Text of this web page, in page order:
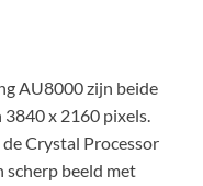
AU8000 zijn beide
x 2160 pixels.
Crystal Processor
scherp beeld met